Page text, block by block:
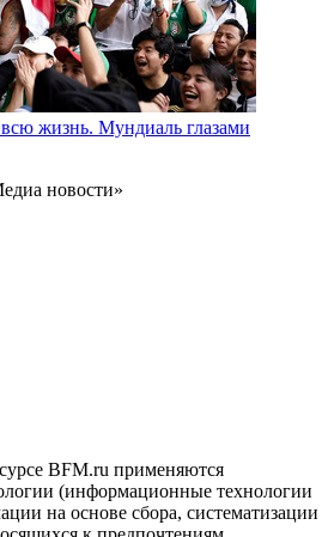
жизнь. Мундиаль глазами
новости»
BFM.ru применяются
(информационные технологии
на основе сбора, систематизации